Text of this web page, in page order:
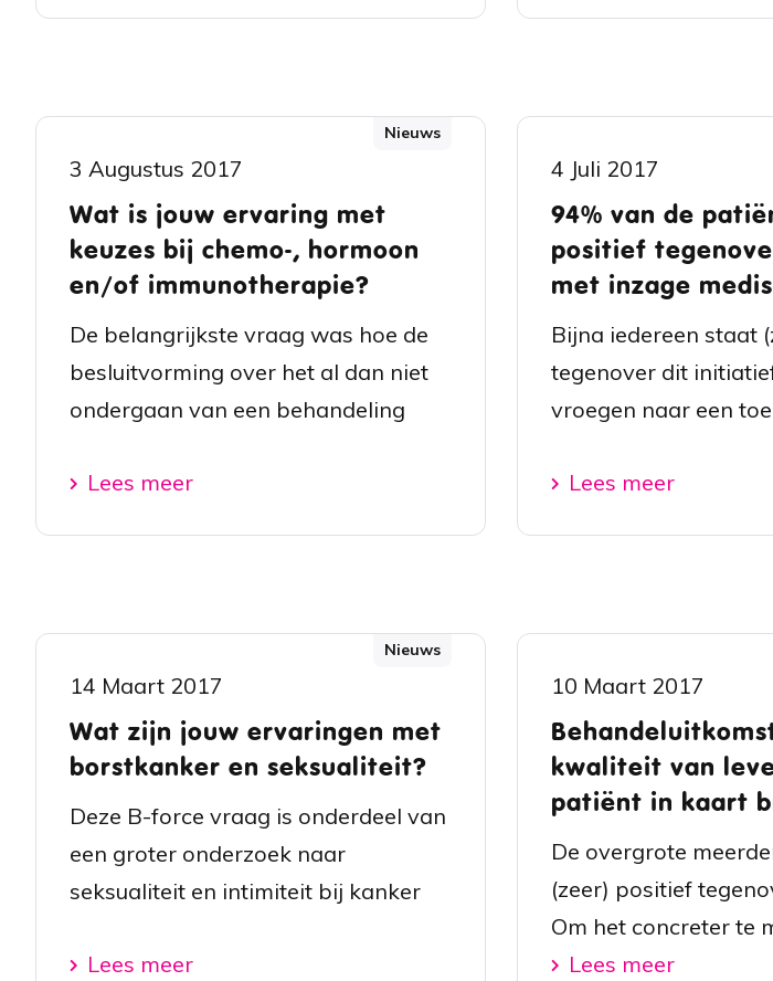
Nieuws
3 Augustus 2017
Wat is jouw ervaring met
keuzes bij chemo-, hormoon
en/of immunotherapie?
De belangrijkste vraag was hoe de
besluitvorming over het al dan niet
ondergaan van een behandeling
Lees meer
4 Juli 2017
94% van de
positief
met inzage
Bijna iedereen staat
tegenover dit
vroegen naar een
Lees meer
Nieuws
14 Maart 2017
Wat zijn jouw ervaringen met
borstkanker en seksualiteit?
Deze B-force vraag is onderdeel van
een groter onderzoek naar
seksualiteit en intimiteit bij kanker
Lees meer
10 Maart 2017
kwaliteit van
patiënt in kaart
De overgrote
(zeer) positief
Om het concreter te
Lees meer